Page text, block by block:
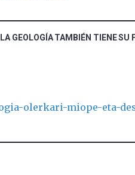
GEOLOGÍA TAMBIÉN TIENE SU
olerkari-miope-eta-